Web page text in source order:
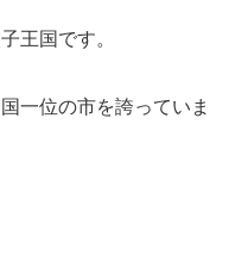
王国です。
一位の市を誇っていま